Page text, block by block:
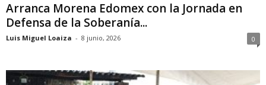
Arranca Morena Edomex con la Jornada en
Defensa de la Soberanía...
Luis Miguel Loaiza - 8 junio, 2026 0